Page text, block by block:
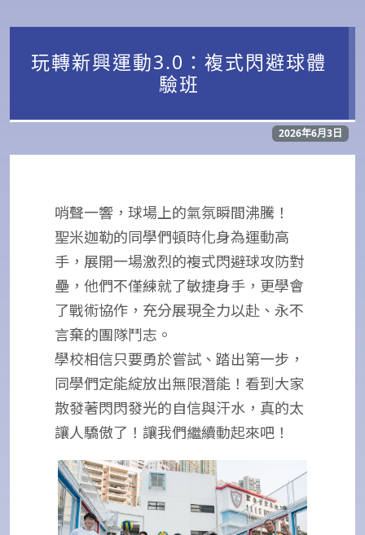
玩轉新興運動3.0：複式閃避球體
驗班
2026年6月3日
哨聲一響，球場上的氣氛瞬間沸騰！
聖米迦勒的同學們頓時化身為運動高
手，展開一場激烈的複式閃避球攻防對
壘，他們不僅練就了敏捷身手，更學會
了戰術協作，充分展現全力以赴、永不
言棄的團隊鬥志。
學校相信只要勇於嘗試、踏出第一步，
同學們定能綻放出無限潛能！看到大家
散發著閃閃發光的自信與汗水，真的太
讓人驕傲了！讓我們繼續動起來吧！